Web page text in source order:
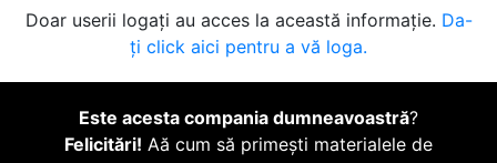
Doar userii logați au acces la această informație. Da-
ți click aici pentru a vă loga.
Este acesta compania dumneavoastră?
Felicitări! Aă cum să primești materialele de